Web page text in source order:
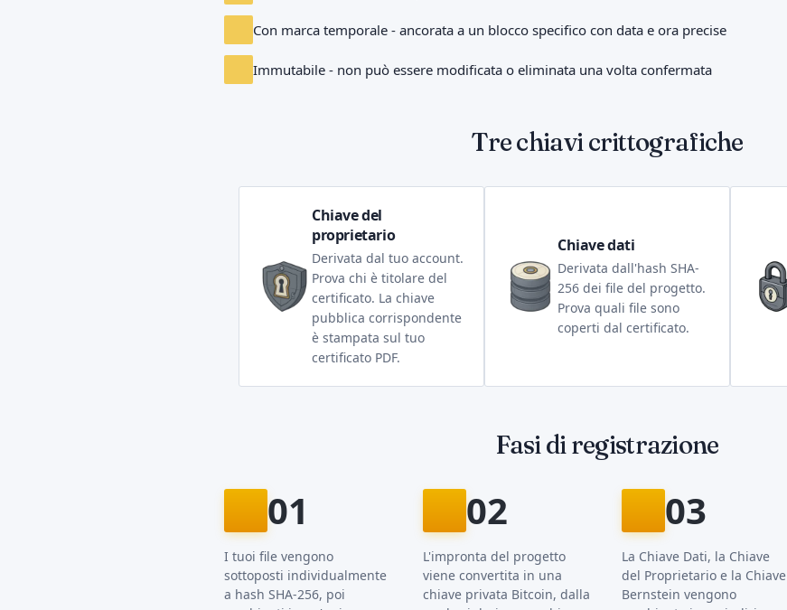
Con marca temporale - ancorata a un blocco specifico con data e ora precise
Immutabile - non può essere modificata o eliminata una volta confermata
Tre chiavi crittografiche
Chiave del
proprietario
Derivata dal tuo account.
Prova chi è titolare del
certificato. La chiave
pubblica corrispondente
è stampata sul tuo
certificato PDF.
Chiave dati
Derivata dall'hash SHA-
256 dei file del progetto.
Prova quali file sono
coperti dal certificato.
Fasi di registrazione
01
I tuoi file vengono
sottoposti individualmente
a hash SHA-256, poi
02
L'impronta del progetto
viene convertita in una
chiave privata Bitcoin, dalla
03
La Chiave Dati, la Chiave
del Proprietario e la Chiave
Bernstein vengono